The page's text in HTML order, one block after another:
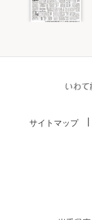
2
サイトマップ